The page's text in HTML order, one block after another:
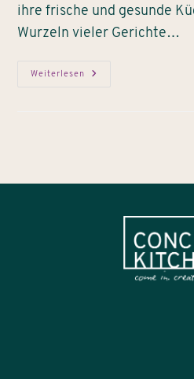
ihre frische und gesunde
Wurzeln vieler Gerichte…
Weiterlesen